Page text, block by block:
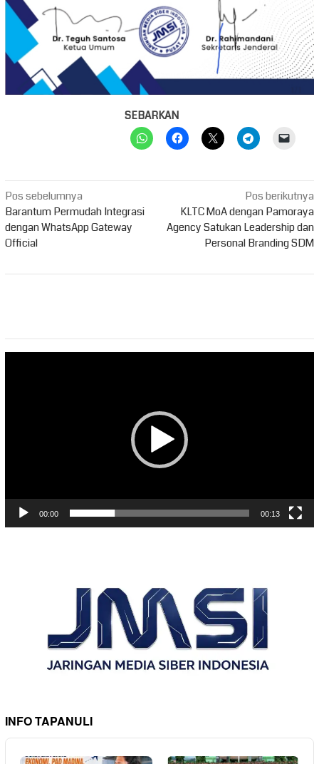
SEBARKAN
Navigasi
pos
Pos sebelumnya
Barantum Permudah Integrasi
dengan WhatsApp Gateway
Official
Pos berikutnya
KLTC MoA dengan Pamoraya
Agency Satukan Leadership dan
Personal Branding SDM
00:00 00:13
INFO TAPANULI